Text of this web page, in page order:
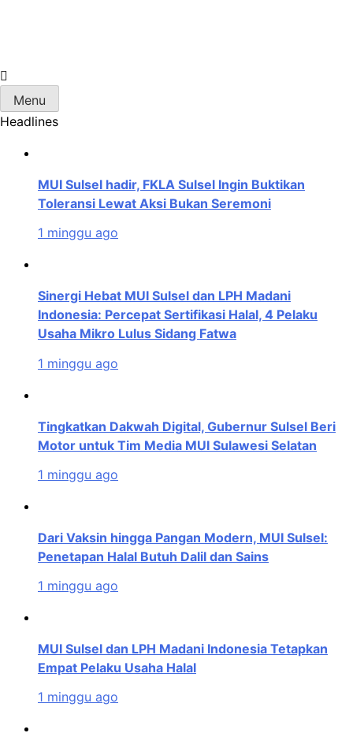
MUI Sulawesi Selatan
Menu
Headlines
MUI Sulsel hadir, FKLA Sulsel Ingin Buktikan
Toleransi Lewat Aksi Bukan Seremoni
1 minggu ago
Sinergi Hebat MUI Sulsel dan LPH Madani
Indonesia: Percepat Sertifikasi Halal, 4 Pelaku
Usaha Mikro Lulus Sidang Fatwa
1 minggu ago
Tingkatkan Dakwah Digital, Gubernur Sulsel Beri
Motor untuk Tim Media MUI Sulawesi Selatan
1 minggu ago
Dari Vaksin hingga Pangan Modern, MUI Sulsel:
Penetapan Halal Butuh Dalil dan Sains
1 minggu ago
MUI Sulsel dan LPH Madani Indonesia Tetapkan
Empat Pelaku Usaha Halal
1 minggu ago